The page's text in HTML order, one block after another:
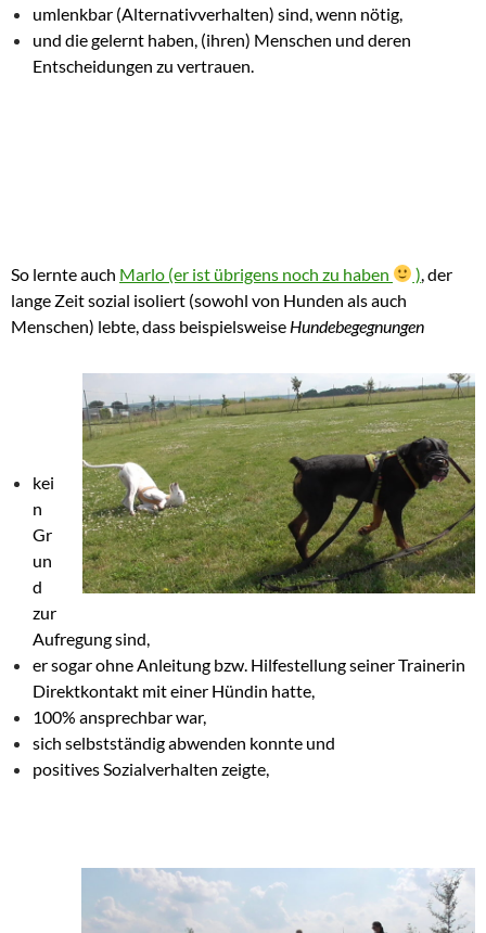
umlenkbar (Alternativverhalten) sind, wenn nötig,
und die gelernt haben, (ihren) Menschen und deren
Entscheidungen zu vertrauen.
So lernte auch Marlo (er ist übrigens noch zu haben ), der
lange Zeit sozial isoliert (sowohl von Hunden als auch
Menschen) lebte, dass beispielsweise Hundebegegnungen
kei
n
Gr
un
d
zur
Aufregung sind,
er sogar ohne Anleitung bzw. Hilfestellung seiner Trainerin
Direktkontakt mit einer Hündin hatte,
100% ansprechbar war,
sich selbstständig abwenden konnte und
positives Sozialverhalten zeigte,